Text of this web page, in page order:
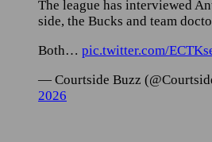
The league has interviewed
side, the Bucks and team
Both… pic.twitter.com/
— Courtside Buzz
2026